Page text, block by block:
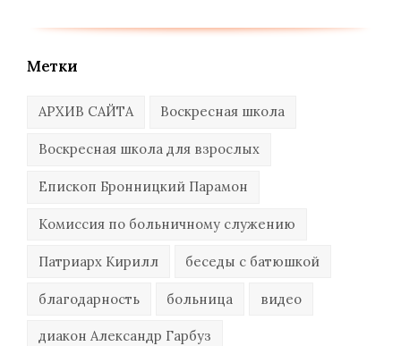
Метки
АРХИВ САЙТА Воскресная школа
Воскресная школа для взрослых
Епископ Бронницкий Парамон
Комиссия по больничному служению
Патриарх Кирилл беседы с батюшкой
благодарность больница видео
диакон Александр Гарбуз